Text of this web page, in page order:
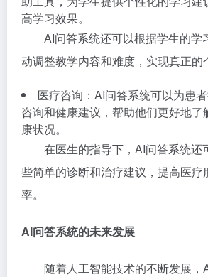
高学习效果。
AI问答系统还可以根据学生的学
动调整教学内容和难度，实现真正的
医疗咨询：AI问答系统可以为患
咨询和健康建议，帮助他们更好地了
康状况。
在医生的指导下，AI问答系统还
些简单的诊断和治疗建议，提高医疗
率。
AI问答系统的未来发展
随着人工智能技术的不断发展，